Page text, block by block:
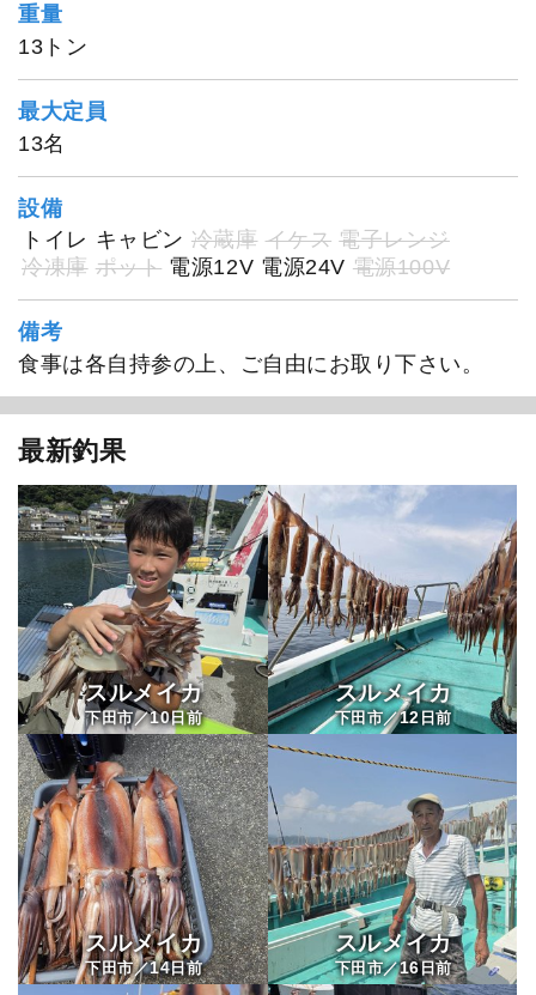
重量
13トン
最大定員
13名
設備
トイレ キャビン 冷蔵庫 イケス 電子レンジ
冷凍庫 ポット 電源12V 電源24V 電源100V
備考
食事は各自持参の上、ご自由にお取り下さい。
最新釣果
スルメイカ
下田市／10日前
スルメイカ
下田市／12 日前
スルメイカ
下田市／14日前
スルメイカ
下田市／16日前